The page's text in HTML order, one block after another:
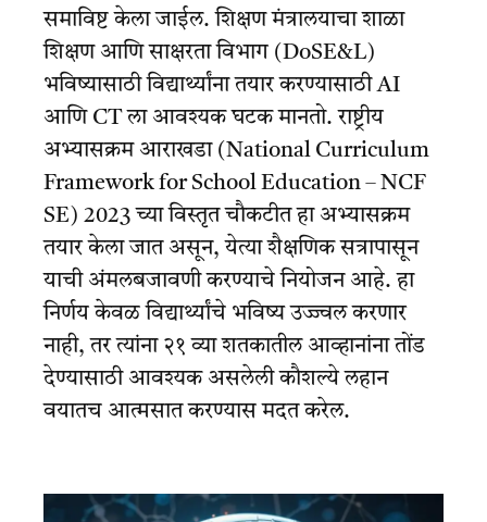
समाविष्ट केला जाईल. शिक्षण मंत्रालयाचा शाळा
शिक्षण आणि साक्षरता विभाग (DoSE&L)
भविष्यासाठी विद्यार्थ्यांना तयार करण्यासाठी AI
आणि CT ला आवश्यक घटक मानतो. राष्ट्रीय
अभ्यासक्रम आराखडा (National Curriculum
Framework for School Education – NCF
SE) 2023 च्या विस्तृत चौकटीत हा अभ्यासक्रम
तयार केला जात असून, येत्या शैक्षणिक सत्रापासून
याची अंमलबजावणी करण्याचे नियोजन आहे. हा
निर्णय केवळ विद्यार्थ्यांचे भविष्य उज्ज्वल करणार
नाही, तर त्यांना २१ व्या शतकातील आव्हानांना तोंड
देण्यासाठी आवश्यक असलेली कौशल्ये लहान
वयातच आत्मसात करण्यास मदत करेल.